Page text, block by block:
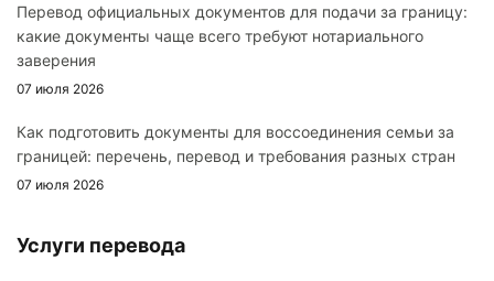
Перевод официальных документов для подачи за границу:
какие документы чаще всего требуют нотариального
заверения
07 июля 2026
Как подготовить документы для воссоединения семьи за
границей: перечень, перевод и требования разных стран
07 июля 2026
Услуги перевода